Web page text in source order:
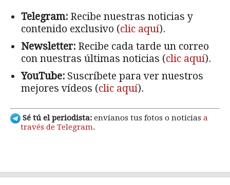
Telegram: Recibe nuestras noticias y
contenido exclusivo (clic aquí).
Newsletter: Recibe cada tarde un correo
con nuestras últimas noticias (clic aquí).
YouTube: Suscríbete para ver nuestros
mejores vídeos (clic aquí).
Sé tú el periodista: envíanos tus fotos o noticias a
través de Telegram.